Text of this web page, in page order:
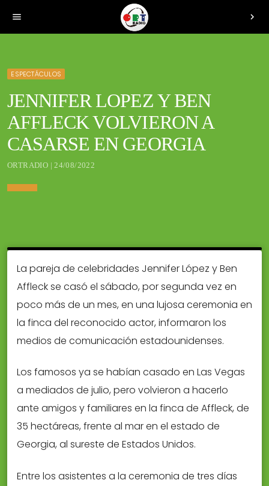
menu chevron_right
ESPECTÁCULOS
JENNIFER LOPEZ Y BEN
AFFLECK VOLVIERON A
CASARSE EN GEORGIA
ORTRADIO | 24/08/2022
La pareja de celebridades Jennifer López y Ben
Affleck se casó el sábado, por segunda vez en
poco más de un mes, en una lujosa ceremonia en
la finca del reconocido actor, informaron los
medios de comunicación estadounidenses.
Los famosos ya se habían casado en Las Vegas
a mediados de julio, pero volvieron a hacerlo
ante amigos y familiares en la finca de Affleck, de
35 hectáreas, frente al mar en el estado de
Georgia, al sureste de Estados Unidos.
Entre los asistentes a la ceremonia de tres días